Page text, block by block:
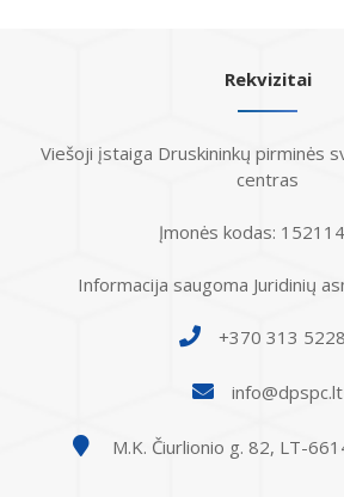
Rekvizitai
Viešoji įstaiga Druskininkų pirminės
centras
Įmonės kodas:
Informacija saugoma Juridinių
+370 313
info@dpspc.lt
M.K. Čiurlionio g. 82, LT-